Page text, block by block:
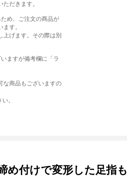
だきます。
め、ご注文の商品が
す。
上げます。その際は別
ますが備考欄に「ラ
な商品もございますの
。
め付けで変形した足指